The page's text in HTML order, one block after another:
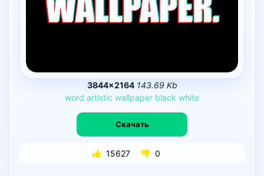
3844×2164 143.69 Kb
word artistic wallpaper black white
Скачать
15627 0